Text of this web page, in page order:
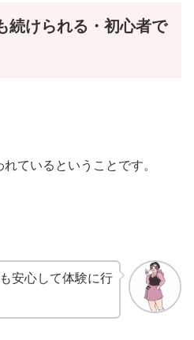
続けられる・初心者で
ているということです。
安心して体験に行